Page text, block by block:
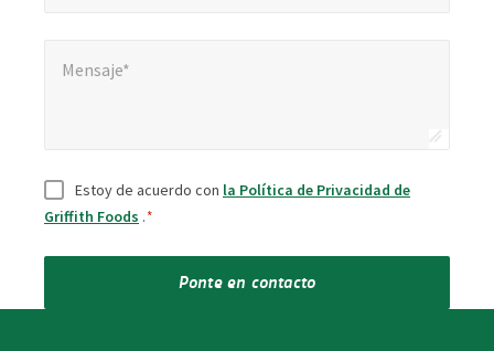
Mensaje*
Consentir
Estoy de acuerdo con la Política de Privacidad de
Griffith Foods .*
Ponte en contacto